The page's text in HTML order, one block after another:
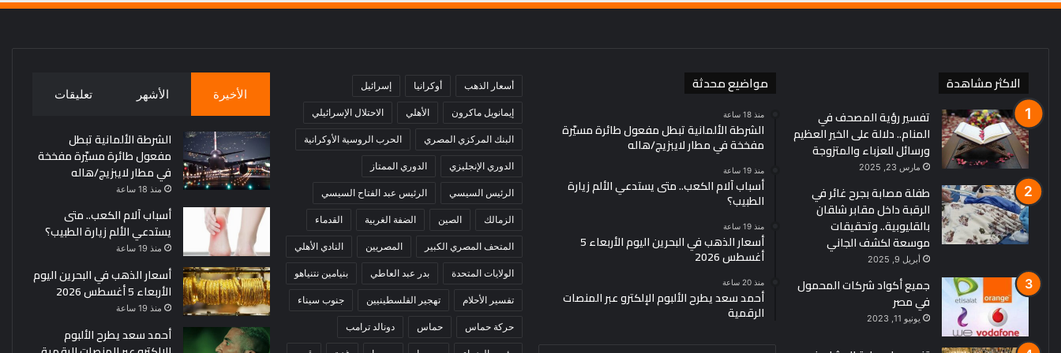
الاكثر مشاهدة
تفسير رؤية المصحف في
المنام.. دلالة على الخير العظيم
ورسائل للعزباء والمتزوجة
مارس 23, 2025
طفلة مصابة بجرح غائر في
الرقبة داخل مقابر شلقان
بالقليوبية.. وتحقيقات
موسعة لكشف الجاني
أبريل 9, 2025
جميع أكواد شركات المحمول
في مصر
يونيو 11, 2023
مواضيع محدثة
منذ 18 ساعة
الشرطة الألمانية تبطل مفعول طائرة مسيّرة
مفخخة في مطار لايبزيج/هاله
منذ 19 ساعة
أسباب آلام الكعب.. متى يستدعي الألم زيارة
الطبيب؟
منذ 19 ساعة
أسعار الذهب في البحرين اليوم الأربعاء 5
أغسطس 2026
منذ 20 ساعة
أحمد سعد يطرح الألبوم الإلكترو عبر المنصات
الرقمية
أسعار الذهب أوكرانيا إسرائيل
إيمانويل ماكرون الأهلي الاحتلال الإسرائيلي
البنك المركزي المصري الحرب الروسية الأوكرانية
الدوري الإنجليزي الدوري الممتاز
الرئيس السيسي الرئيس عبد الفتاح السيسي
الزمالك الصين الضفة الغربية القدماء
المتحف المصري الكبير المصريين النادي الأهلي
الولايات المتحدة بدر عبد العاطي بنيامين نتنياهو
تفسير الأحلام تهجير الفلسطينيين جنوب سيناء
حركة حماس حماس دونالد ترامب
الأخيرة الأشهر تعليقات
الشرطة الألمانية تبطل
مفعول طائرة مسيّرة مفخخة
في مطار لايبزيج/هاله
منذ 18 ساعة
أسباب آلام الكعب.. متى
يستدعي الألم زيارة الطبيب؟
منذ 19 ساعة
أسعار الذهب في البحرين اليوم
الأربعاء 5 أغسطس 2026
منذ 19 ساعة
أحمد سعد يطرح الألبوم